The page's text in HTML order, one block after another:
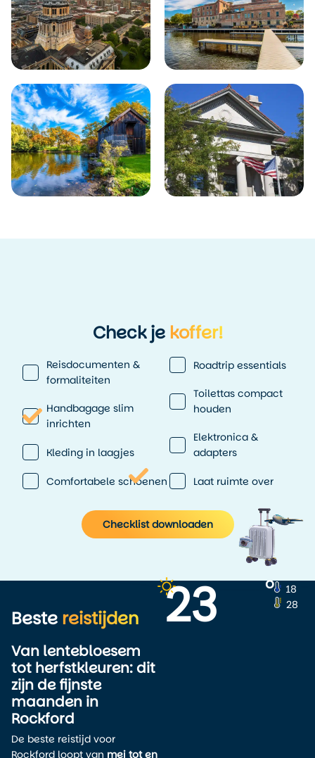
Check jekoffer!
Reisdocumenten &
formaliteiten
Handbagage slim
inrichten
Kleding in laagjes
Comfortabele schoenen
Roadtrip essentials
Toilettas compact
houden
Elektronica &
adapters
Laat ruimte over
Checklist downloaden
Bestereistijden
Van lentebloesem
tot herfstkleuren: dit
zijn de fijnste
maanden in
Rockford
De beste reistijd voor
Rockford loopt van mei tot en
23 o
18
28